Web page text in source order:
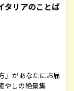
タリアのことば
」があなたにお届
やしの絶景集